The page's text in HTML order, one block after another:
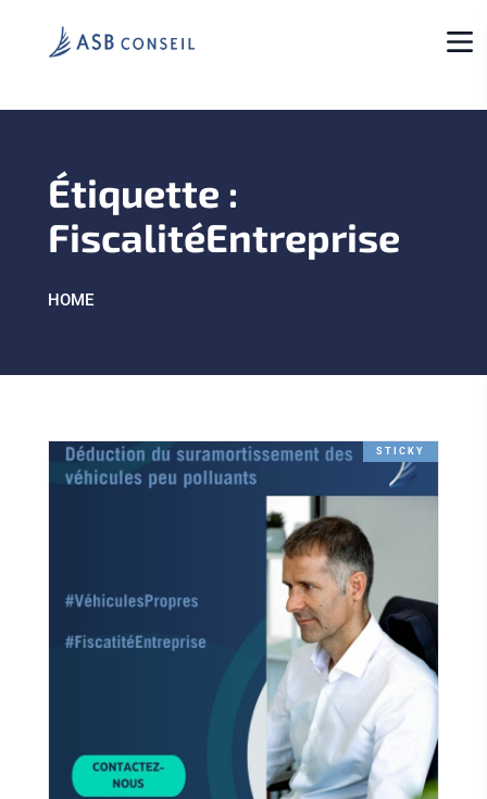
Étiquette :
FiscalitéEntreprise
HOME
STICKY